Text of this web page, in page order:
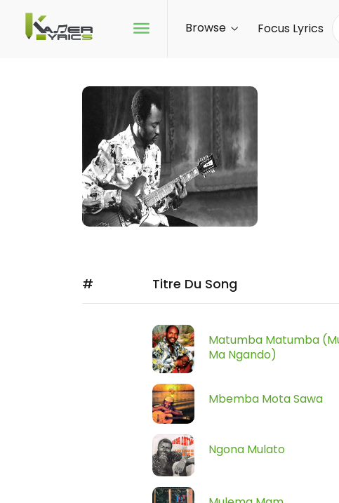
Browse Focus Lyrics
# Titre Du Song
Matumba Matumba
Ma Ngando)
Mbemba Mota Sawa
Ngona Mulato